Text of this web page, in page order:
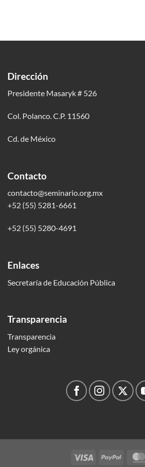
Dirección
Presidente Masaryk # 526
Col. Polanco. C.P. 11560
Cd. de México
Contacto
contacto@seminario.org.mx
+52 (55) 5281-6661
+52 (55) 5280-4691
Enlaces
Secretaría de Educación Pública
Transparencia
Transparencia
Ley orgánica